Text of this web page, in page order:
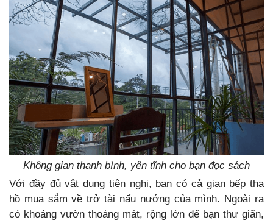
Không gian thanh bình, yên tĩnh cho bạn đọc sách
Với đầy đủ vật dụng tiện nghi, bạn có cả gian bếp tha
hồ mua sắm về trở tài nấu nướng của mình. Ngoài ra
có khoảng vườn thoáng mát, rộng lớn để bạn thư giãn,